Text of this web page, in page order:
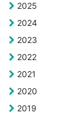
2025
2024
2023
2022
2021
2020
2019